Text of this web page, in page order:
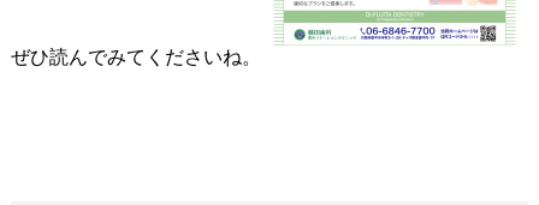
ぜひ読んでみてくださいね。